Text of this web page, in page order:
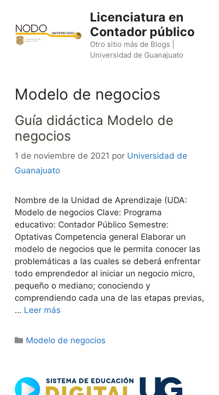
contenido
Licenciatura en
Contador público
Otro sitio más de Blogs |
Universidad de Guanajuato
Modelo de negocios
Guía didáctica Modelo de
negocios
1 de noviembre de 2021 por Universidad de
Guanajuato
Nombre de la Unidad de Aprendizaje (UDA:
Modelo de negocios Clave: Programa
educativo: Contador Público Semestre:
Optativas Competencia general Elaborar un
modelo de negocios que le permita conocer las
problemáticas a las cuales se deberá enfrentar
todo emprendedor al iniciar un negocio micro,
pequeño o mediano; conociendo y
comprendiendo cada una de las etapas previas,
… Leer más
Categorías
Modelo de negocios